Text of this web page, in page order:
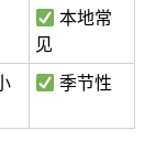
本地常
见
季节性